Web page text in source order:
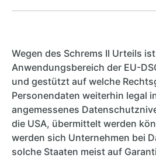
Wegen des Schrems II Urteils
Anwendungsbereich der EU-
und gestützt auf welche
Personendaten weiterhin legal
angemessenes
die USA, übermittelt werden
werden sich Unternehmen bei
solche Staaten meist auf